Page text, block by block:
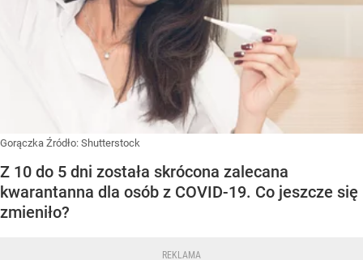
Gorączka Źródło: Shutterstock
Z 10 do 5 dni została skrócona zalecana
kwarantanna dla osób z COVID-19. Co jeszcze się
zmieniło?